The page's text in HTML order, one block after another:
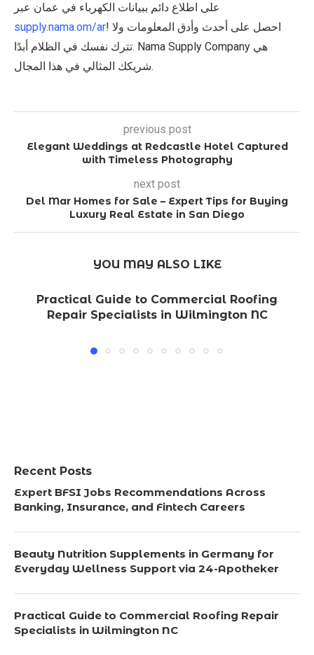
على اطلاع دائم ببيانات الكهرباء في عمان عبر
supply.nama.om/ar! احصل على أحدث وأدق المعلومات ولا
تترك نفسك في الظلام أبدًا. Nama Supply Company هي
شريكك المثالي في هذا المجال.
previous post
Elegant Weddings at Redcastle Hotel Captured
with Timeless Photography
next post
Del Mar Homes for Sale – Expert Tips for Buying
Luxury Real Estate in San Diego
YOU MAY ALSO LIKE
Practical Guide to Commercial Roofing
Repair Specialists in Wilmington NC
Recent Posts
Expert BFSI Jobs Recommendations Across
Banking, Insurance, and Fintech Careers
Beauty Nutrition Supplements in Germany for
Everyday Wellness Support via 24-Apotheker
Practical Guide to Commercial Roofing Repair
Specialists in Wilmington NC